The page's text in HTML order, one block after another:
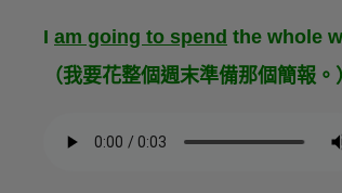
I am going to spend the whole
（我要花整個週末準備那個簡報。